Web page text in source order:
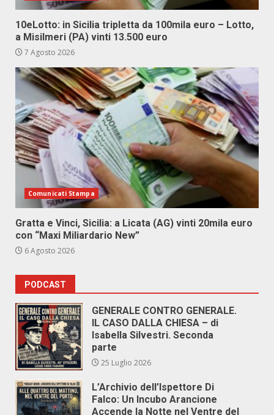
10eLotto: in Sicilia tripletta da 100mila euro – Lotto,
a Misilmeri (PA) vinti 13.500 euro
7 Agosto 2026
Comunicati Stampa
Gratta e Vinci, Sicilia: a Licata (AG) vinti 20mila euro
con “Maxi Miliardario New”
6 Agosto 2026
PODCAST
GENERALE CONTRO GENERALE.
IL CASO DALLA CHIESA – di
Isabella Silvestri. Seconda
parte
25 Luglio 2026
L’Archivio dell’Ispettore Di
Falco: Un Incubo Arancione
Accende la Notte nel Ventre del